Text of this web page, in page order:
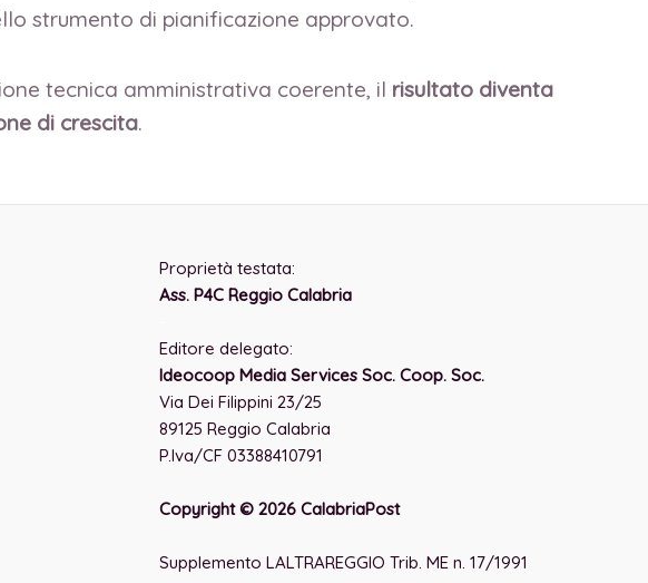
strumento di pianificazione approvato.
tecnica amministrativa coerente, il risultato diventa
di crescita.
Proprietà testata:
Ass. P4C Reggio Calabria
Editore delegato:
Ideocoop Media Services Soc. Coop. Soc.
Via Dei Filippini 23/25
89125 Reggio Calabria
P.Iva/CF 03388410791
Copyright © 2026 CalabriaPost
Supplemento LALTRAREGGIO Trib. ME n. 17/1991